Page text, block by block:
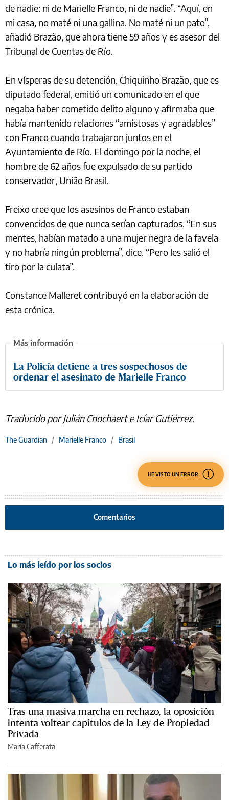
de nadie: ni de Marielle Franco, ni de nadie”. “Aquí, en
mi casa, no maté ni una gallina. No maté ni un pato”,
añadió Brazão, que ahora tiene 59 años y es asesor del
Tribunal de Cuentas de Río.
En vísperas de su detención, Chiquinho Brazão, que es
diputado federal, emitió un comunicado en el que
negaba haber cometido delito alguno y afirmaba que
había mantenido relaciones “amistosas y agradables”
con Franco cuando trabajaron juntos en el
Ayuntamiento de Río. El domingo por la noche, el
hombre de 62 años fue expulsado de su partido
conservador, União Brasil.
Freixo cree que los asesinos de Franco estaban
convencidos de que nunca serían capturados. “En sus
mentes, habían matado a una mujer negra de la favela
y no habría ningún problema”, dice. “Pero les salió el
tiro por la culata”.
Constance Malleret contribuyó en la elaboración de
esta crónica.
La Policía detiene a tres sospechosos de
ordenar el asesinato de Marielle Franco
Traducido por Julián Cnochaert e Icíar Gutiérrez.
The Guardian / Marielle Franco / Brasil
HE VISTO UN ERROR
Comentarios
Lo más leído por los socios
Tras una masiva marcha en rechazo, la oposición
intenta voltear capítulos de la Ley de Propiedad
Privada
María Cafferata